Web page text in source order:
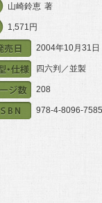
山崎鈴恵 著
1,571円
2004年10月31日
四六判／並製
208
978-4-8096-